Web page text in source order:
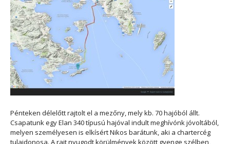
Pénteken délelőtt rajtolt el a mezőny, mely kb. 70 hajóból állt.
Csapatunk egy Elan 340 típusú hajóval indult meghívónk jóvoltából,
melyen személyesen is elkísért Nikos barátunk, aki a chartercég
tulajdonosa. A rajt nyugodt körülmények között gyenge szélben,